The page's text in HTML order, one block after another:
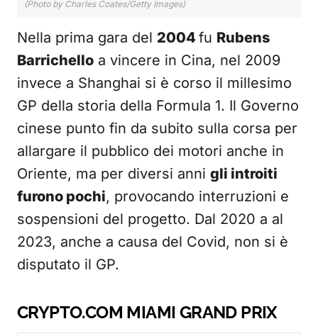
(Photo by Charles Coates/Getty Images)
Nella prima gara del 2004 fu Rubens
Barrichello a vincere in Cina, nel 2009
invece a Shanghai si è corso il millesimo
GP della storia della Formula 1. Il Governo
cinese punto fin da subito sulla corsa per
allargare il pubblico dei motori anche in
Oriente, ma per diversi anni gli introiti
furono pochi, provocando interruzioni e
sospensioni del progetto. Dal 2020 a al
2023, anche a causa del Covid, non si è
disputato il GP.
CRYPTO.COM MIAMI GRAND PRIX